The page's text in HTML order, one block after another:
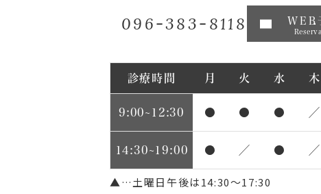
096-383-8118 WEB
診療時間 月 火 水 木
9:00~12:30 ● ● ● ／
14:30~19:00 ● ／ ● ／
▲…土曜日午後は14:30～17:30